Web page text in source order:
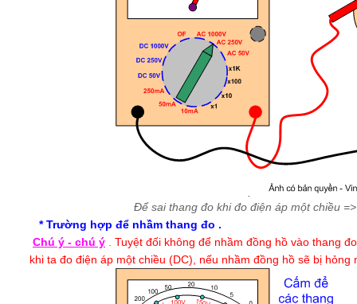
Để sai thang đo khi đo điện áp một chiều
* Trường hợp để nhầm thang đo .
Chú ý - chú ý . Tuyệt đối không để nhầm đồng hồ vào thang
khi ta đo điện áp một chiều (DC), nếu nhầm đồng hồ sẽ bị hỏng